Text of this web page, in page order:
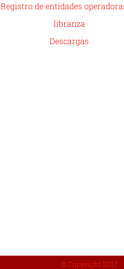
Registro de entidades
libranza
Descargas
© Copyright 2017 -